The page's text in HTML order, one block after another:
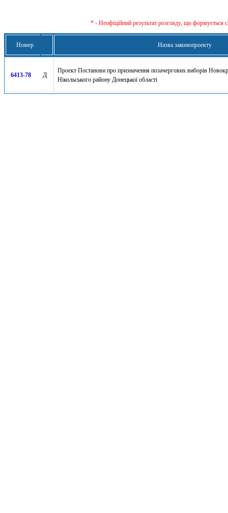
* - Неофіційний результат розгляду, що формується
Номер Назва законопроекту
6413-78 Д
Проект Постанови про призначення позачергових виборів
Нікольського району Донецької області